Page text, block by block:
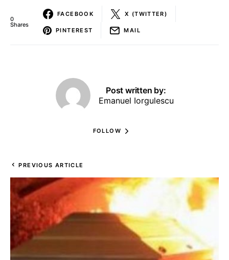
0
Shares
FACEBOOK X (TWITTER)
PINTEREST MAIL
Post written by:
Emanuel Iorgulescu
FOLLOW
PREVIOUS ARTICLE